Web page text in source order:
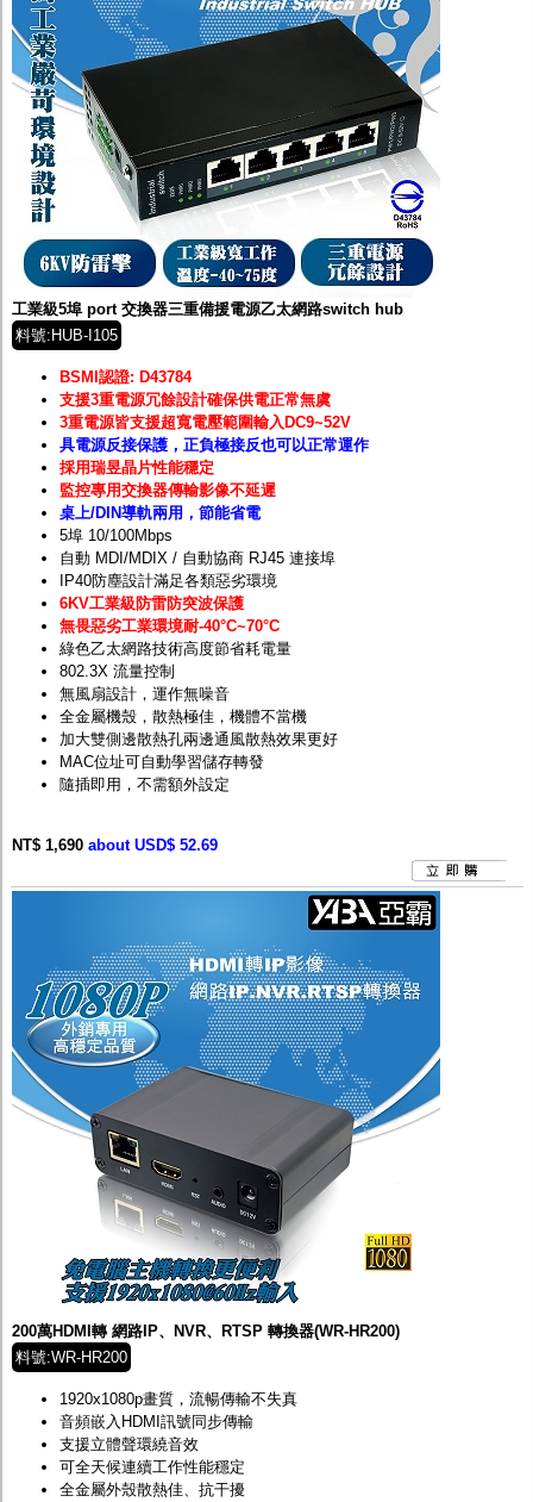
工業級5埠 port 交換器三重備援電源乙太網路switch hub
料號:HUB-I105
BSMI認證: D43784
支援3重電源冗餘設計確保供電正常無虞
3重電源皆支援超寬電壓範圍輸入DC9~52V
具電源反接保護，正負極接反也可以正常運作
採用瑞昱晶片性能穩定
監控專用交換器傳輸影像不延遲
桌上/DIN導軌兩用，節能省電
5埠 10/100Mbps
自動 MDI/MDIX / 自動協商 RJ45 連接埠
IP40防塵設計滿足各類惡劣環境
6KV工業級防雷防突波保護
無畏惡劣工業環境耐-40°C~70°C
綠色乙太網路技術高度節省耗電量
802.3X 流量控制
無風扇設計，運作無噪音
全金屬機殼，散熱極佳，機體不當機
加大雙側邊散熱孔兩邊通風散熱效果更好
MAC位址可自動學習儲存轉發
隨插即用，不需額外設定
NT$ 1,690 about USD$ 52.69
200萬HDMI轉 網路IP、NVR、RTSP 轉換器(WR-HR200)
料號:WR-HR200
1920x1080p畫質，流暢傳輸不失真
音頻嵌入HDMI訊號同步傳輸
支援立體聲環繞音效
可全天候連續工作性能穩定
全金屬外殼散熱佳、抗干擾